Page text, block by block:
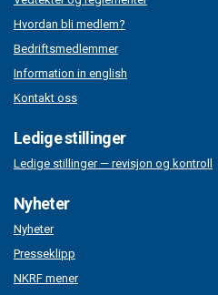
Hvordan bli medlem?
Bedriftsmedlemmer
Information in english
Kontakt oss
Ledige stillinger
Ledige stillinger — revisjon og kontroll
Nyheter
Nyheter
Presseklipp
NKRF mener